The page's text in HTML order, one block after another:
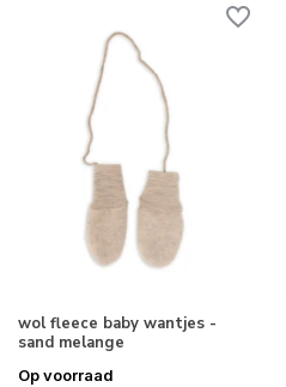
wol fleece baby wantjes -
sand melange
Op voorraad